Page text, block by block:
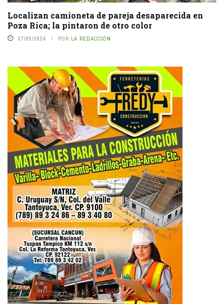
Localizan camioneta de pareja desaparecida en
Poza Rica; la pintaron de otro color
07/05/2024 POR LA REDACCIÓN